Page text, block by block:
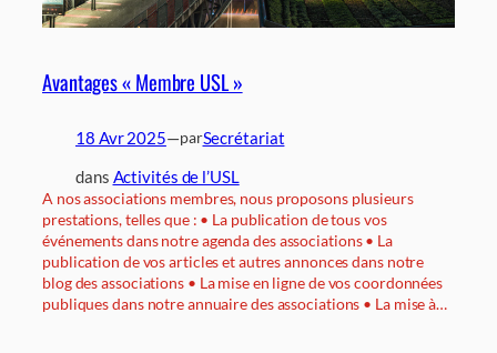
Avantages « Membre USL »
18 Avr 2025—parSecrétariat
dans Activités de l’USL
A nos associations membres, nous proposons plusieurs
prestations, telles que : • La publication de tous vos
événements dans notre agenda des associations • La
publication de vos articles et autres annonces dans notre
blog des associations • La mise en ligne de vos coordonnées
publiques dans notre annuaire des associations • La mise à…